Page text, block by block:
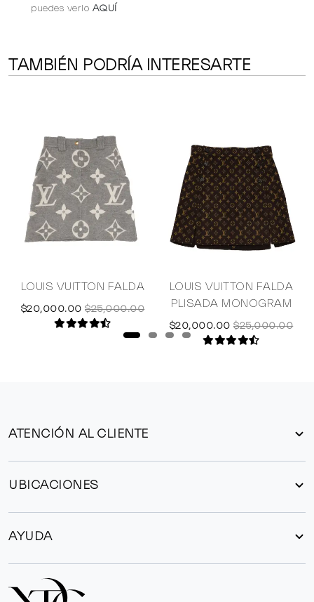
puedes verlo AQUÍ
TAMBIÉN PODRÍA INTERESARTE
LOUIS VUITTON FALDA
$20,000.00 $25,000.00
LOUIS VUITTON FALDA
PLISADA MONOGRAM
$20,000.00 $25,000.00
ATENCIÓN AL CLIENTE
UBICACIONES
AYUDA